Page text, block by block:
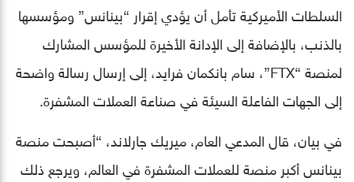
السلطات الأميركية تأمل أن يؤدي إقرار “بينانس” ومؤسسها
بالذنب، بالإضافة إلى الإدانة الأخيرة للمؤسس المشارك
لمنصة “FTX”، سام بانكمان فرايد، إلى إرسال رسالة واضحة
إلى الجهات الفاعلة السيئة في صناعة العملات المشفرة.
في بيان، قال المدعي العام، ميريك جارلاند، “أصبحت منصة
بينانس أكبر منصة للعملات المشفرة في العالم، ويرجع ذلك